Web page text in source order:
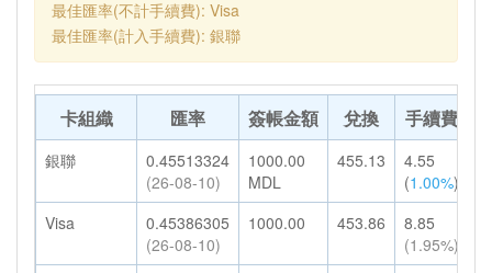
最佳匯率(不計手續費): Visa
最佳匯率(計入手續費): 銀聯
卡組織 匯率 簽帳金額 兌換 手續費
銀聯
0.45513324
(26-08-10)
1000.00
MDL
455.13
4.55
(1.00%)
Visa
0.45386305
(26-08-10)
1000.00 453.86
8.85
(1.95%)